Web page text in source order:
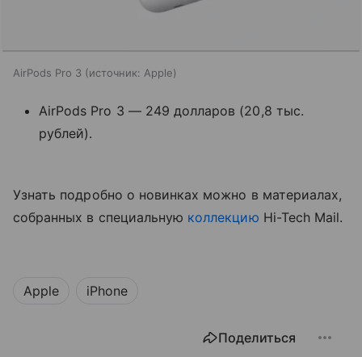
AirPods Pro 3 источник: Apple
AirPods Pro 3 — 249 долларов (20,8 тыс.
рублей).
Узнать подробно о новинках можно в материалах,
собранных в специальную коллекцию Hi-Tech Mail.
Apple iPhone
Поделиться